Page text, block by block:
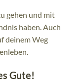
gehen und mit
haben. Auch
deinem Weg
Gute!